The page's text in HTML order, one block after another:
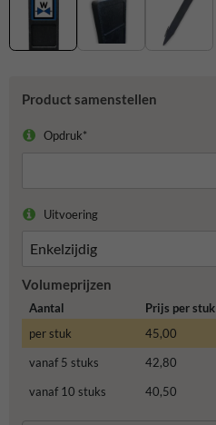
Product samenstellen
Opdruk*
Uitvoering
Volumeprijzen
Aantal Prijs per stuk
per stuk
45,00
vanaf 5 stuks
42,80
vanaf 10 stuks
40,50